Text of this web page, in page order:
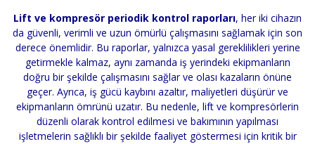
Lift ve kompresör periodik kontrol raporları, her iki cihazın
da güvenli, verimli ve uzun ömürlü çalışmasını sağlamak için son
derece önemlidir. Bu raporlar, yalnızca yasal gereklilikleri yerine
getirmekle kalmaz, aynı zamanda iş yerindeki ekipmanların
doğru bir şekilde çalışmasını sağlar ve olası kazaların önüne
geçer. Ayrıca, iş gücü kaybını azaltır, maliyetleri düşürür ve
ekipmanların ömrünü uzatır. Bu nedenle, lift ve kompresörlerin
düzenli olarak kontrol edilmesi ve bakımının yapılması
işletmelerin sağlıklı bir şekilde faaliyet göstermesi için kritik bir